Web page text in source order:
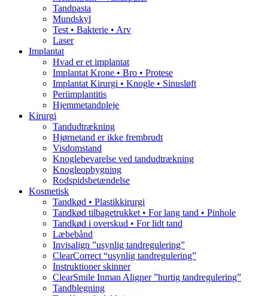
Tandpasta
Mundskyl
Test • Bakterie • Arv
Laser
Implantat
Hvad er et implantat
Implantat Krone • Bro • Protese
Implantat Kirurgi • Knogle • Sinusløft
Periimplantitis
Hjemmetandpleje
Kirurgi
Tandudtrækning
Hjørnetand er ikke frembrudt
Visdomstand
Knoglebevarelse ved tandudtrækning
Knogleopbygning
Rodspidsbetændelse
Kosmetisk
Tandkød • Plastikkirurgi
Tandkød tilbagetrukket • For lang tand • Pinhole
Tandkød i overskud • For lidt tand
Læbebånd
Invisalign ”usynlig tandregulering”
ClearCorrect “usynlig tandregulering”
Instruktioner skinner
ClearSmile Inman Aligner ”hurtig tandregulering”
Tandblegning